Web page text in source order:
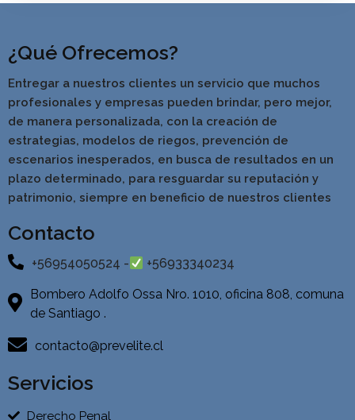
¿Qué Ofrecemos?
Entregar a nuestros clientes un servicio que muchos
profesionales y empresas pueden brindar, pero mejor,
de manera personalizada, con la creación de
estrategias, modelos de riegos, prevención de
escenarios inesperados, en busca de resultados en un
plazo determinado, para resguardar su reputación y
patrimonio, siempre en beneficio de nuestros clientes
Contacto
+56954050524 - +56933340234
Bombero Adolfo Ossa Nro. 1010, oficina 808, comuna
de Santiago .
contacto@prevelite.cl
Servicios
Derecho Penal